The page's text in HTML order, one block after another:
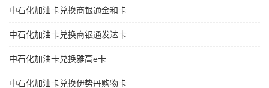
中石化加油卡兑换商银通金和卡
中石化加油卡兑换商银通发达卡
中石化加油卡兑换雅高e卡
中石化加油卡兑换伊势丹购物卡